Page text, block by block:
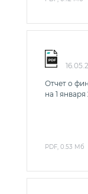
Отчет о
на 1 января
PDF, 0.53 Мб